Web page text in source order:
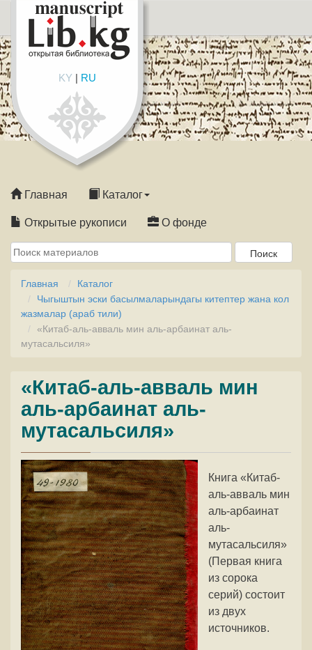
KY| RU
Главная Каталог
Открытые рукописи О фонде
Главная
Каталог
Чыгыштын эски басылмаларындагы китептер жана кол
жазмалар (араб тили)
«Китаб-аль-авваль мин аль-арбаинат аль-
мутасальсиля»
«Китаб-аль-авваль мин
аль-арбаинат аль-
мутасальсиля»
Книга «Китаб-
аль-авваль мин
аль-арбаинат
аль-
мутасальсиля»
(Первая книга
из сорока
серий) состоит
из двух
источников.